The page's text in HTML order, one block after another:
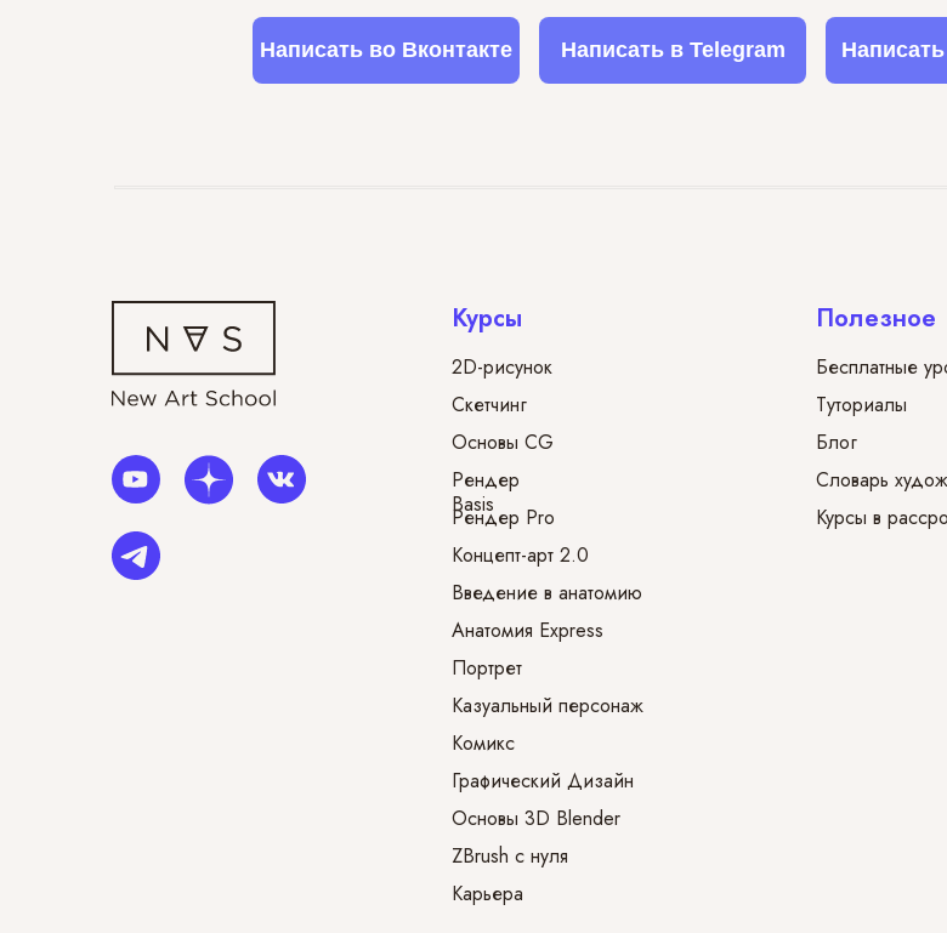
Написать во Вконтакте Написать в Telegram
Полезное
Курсы
Бесплатные
Блог
Курсы в
Туториалы
Словарь
2D-рисунок
Основы CG
Рендер
Basis
Рендер Pro
Казуальный персонаж
Портрет
Концепт-арт 2.0
Анатомия Express
Комикс
Введение в анатомию
Графический Дизайн
Скетчинг
Карьера
ZBrush с нуля
Основы 3D Blender